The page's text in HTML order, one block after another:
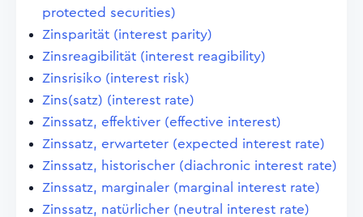
protected securities)
Zinsparität (interest parity)
Zinsreagibilität (interest reagibility)
Zinsrisiko (interest risk)
Zins(satz) (interest rate)
Zinssatz, effektiver (effective interest)
Zinssatz, erwarteter (expected interest rate)
Zinssatz, historischer (diachronic interest rate)
Zinssatz, marginaler (marginal interest rate)
Zinssatz, natürlicher (neutral interest rate)